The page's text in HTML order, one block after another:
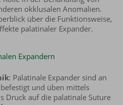
okklusalen Anomalien.
über die Funktionsweise,
palatinaler Expander.
Expandern
: Palatinale Expander sind an
und üben mittels
Druck auf die palatinale Suture